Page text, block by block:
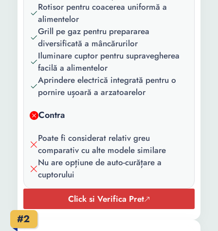
Material capac: Sticla
Functii:
Sertar inferior pentru vase
Continut
pachet:
1 x Rotisor 1 x Tava
standard 1 x Aragaz
Culoare:
Argintiu
Numar
arzatoare:
Arzator mare:
1
Arzator
normal:
2
Volum cuptor:
59 l
Functii de
gatire:
Grill Rotisor
Rotisor pentru coacerea uniformă a
alimentelor
Grill pe gaz pentru prepararea
diversificată a mâncărurilor
Iluminare cuptor pentru supravegherea
facilă a alimentelor
Aprindere electrică integrată pentru o
pornire ușoară a arzatoarelor
Contra
Poate fi considerat relativ greu
comparativ cu alte modele similare
Nu are opțiune de auto-curățare a
cuptorului
Click si Verifica Pret
#2